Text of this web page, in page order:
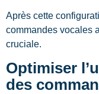
Après cette
commandes vocales
cruciale.
Optimiser
des